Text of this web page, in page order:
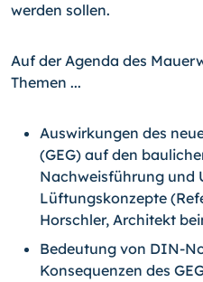
werden sollen.
Auf der Agenda des
Themen ...
Auswirkungen des
(GEG) auf den
Nachweisführung und
Lüftungskonzepte
Horschler, Architekt
Bedeutung von DIN-
Konsequenzen des